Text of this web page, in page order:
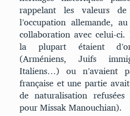
rappelant les valeurs
l’occupation allemande,
collaboration avec celui-ci.
la plupart étaient
(Arméniens, Juifs
Italiens…) ou n’avaient
française et une partie
de naturalisation
pour Missak Manouchian).